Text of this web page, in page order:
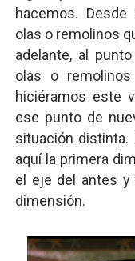
hacemos.
olas o remolinos
adelante, al
olas o
hiciéramos este
ese punto de
situación distinta.
aquí la primera
el eje del antes y
dimensión.